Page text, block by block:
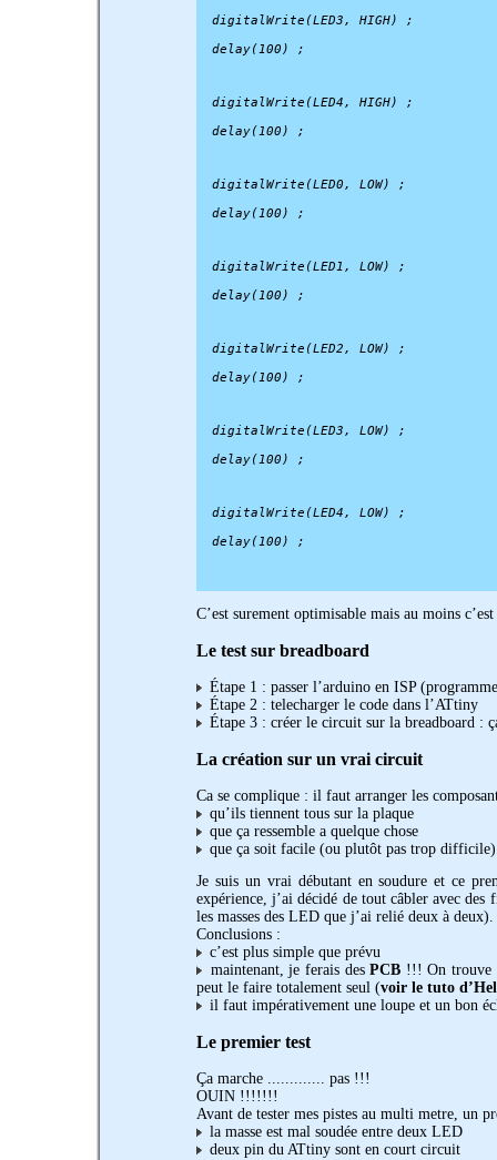
  digitalWrite(LED3, HIGH) ;
  delay(100) ;
  digitalWrite(LED4, HIGH) ;
  delay(100) ;
  digitalWrite(LED0, LOW) ;
  delay(100) ;
  digitalWrite(LED1, LOW) ;
  delay(100) ;
  digitalWrite(LED2, LOW) ;
  delay(100) ;
  digitalWrite(LED3, LOW) ;
  delay(100) ;
  digitalWrite(LED4, LOW) ;
  delay(100) ;
C’est surement optimisable mais au moins
Le test sur breadboard
Étape 1 : passer l’arduino en ISP
Étape 2 : telecharger le code dans l’ATtiny
Étape 3 : créer le circuit sur la breadboard :
La création sur un vrai circuit
Ca se complique : il faut arranger les
qu’ils tiennent tous sur la plaque
que ça ressemble a quelque chose
que ça soit facile (ou plutôt pas trop difficile)
Je suis un vrai débutant en soudure et ce
expérience, j’ai décidé de tout câbler avec
les masses des LED que j’ai relié deux à deux).
Conclusions :
c’est plus simple que prévu
maintenant, je ferais desPCB !!! On trouve
peut le faire totalement seul (voir le tuto
il faut impérativement une loupe et un bon
Le premier test
Ça marche ............. pas !!!
OUIN !!!!!!!
Avant de tester mes pistes au multi metre, un
la masse est mal soudée entre deux LED
deux pin du ATtiny sont en court circuit